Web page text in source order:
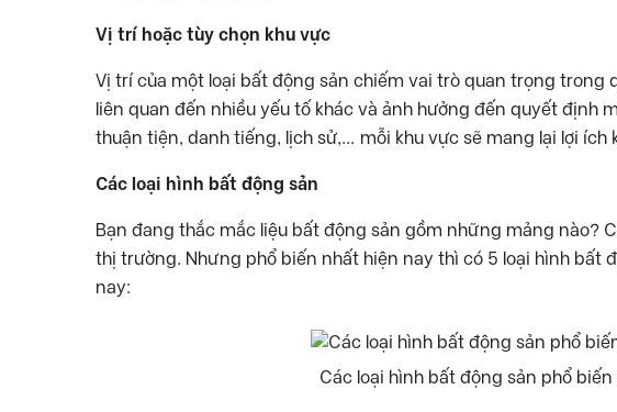
Vị trí hoặc tùy chọn khu vực
Vị trí của một loại bất động sản chiếm vai trò quan trọng trong
liên quan đến nhiều yếu tố khác và ảnh hưởng đến quyết định
thuận tiện, danh tiếng, lịch sử,… mỗi khu vực sẽ mang lại lợi
Các loại hình bất động sản
Bạn đang thắc mắc liệu bất động sản gồm những mảng nào?
thị trường. Nhưng phổ biến nhất hiện nay thì có 5 loại hình bất
nay:
Các loại hình bất động sản phổ